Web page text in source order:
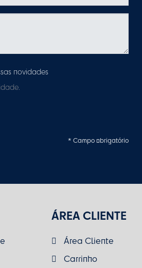
novidades
* Campo obrigatório
ÁREA CLIENTE
Área Cliente
Carrinho